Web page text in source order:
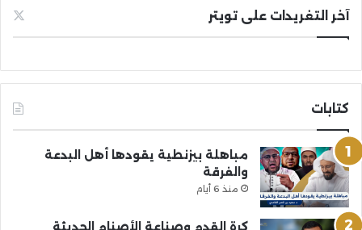
آخر التغريدات على تويتر
كتابات
مباهلة بيزنطية يقودها أهل البدعة
والفرقة
منذ 6 أيام
كرة القدم وصناعة الأصنام الحديثة